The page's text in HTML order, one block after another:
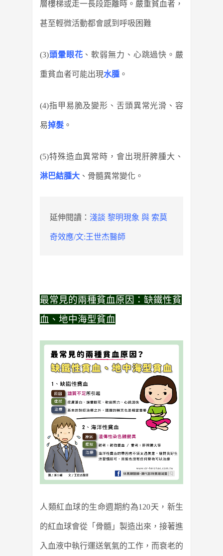
層樓梯或走一長段距離時。嚴重貧血者，
甚至輕微活動都會感到呼吸困難
(3)頭暈眼花 、軟弱無力、心跳過快。嚴
重貧血者可能出現水腫 。
(4)指甲易脆及變形、舌頭異常光滑、容
易掉髮 。
(5)特殊造血異常時，會出現肝脾腫大、
淋巴結腫大 、骨髓異常變化。
延伸閱讀： 淺談 黎明現象 與 索莫
奇效應/文:王世杰醫師
最常見的兩種貧血原因：缺鐵性貧
血、地中海型貧血
人類紅血球的生命週期約為120天，新生
的紅血球會從「骨髓」製造出來，接著進
入血液中執行運送氧氣的工作，而衰老的